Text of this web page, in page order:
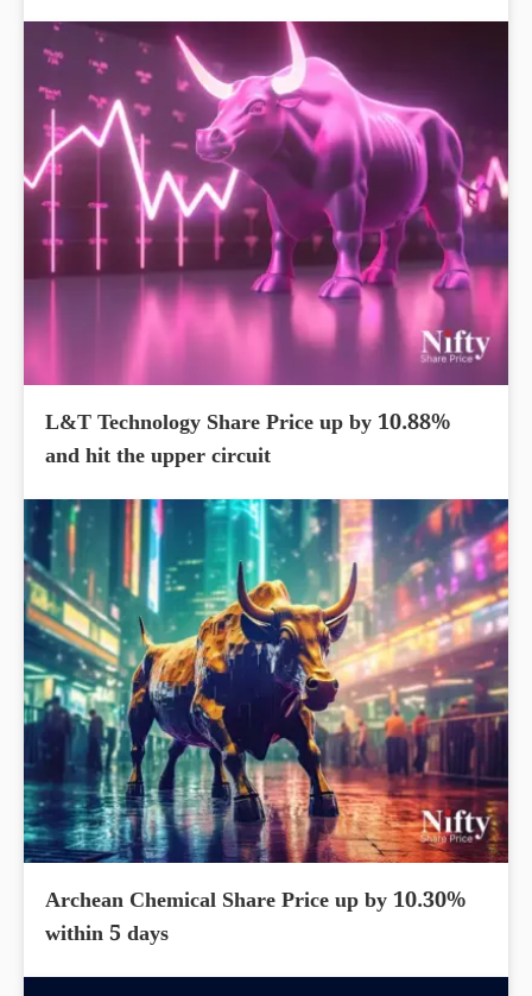
L&T Technology Share Price up by 10.88%
and hit the upper circuit
Archean Chemical Share Price up by 10.30%
within 5 days